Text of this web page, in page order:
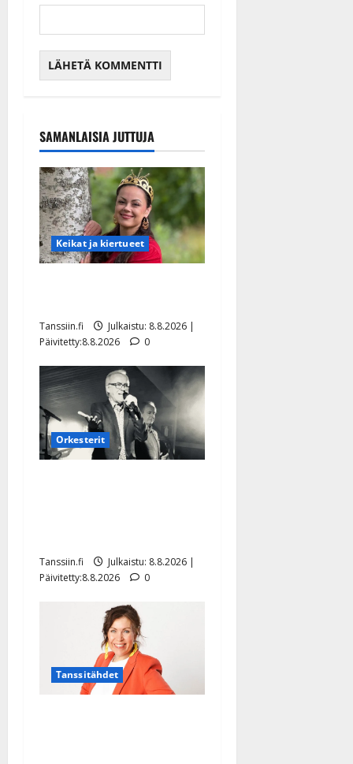
SAMANLAISIA JUTTUJA
Keikat ja kiertueet
Tanssiin.fi
Julkaistu: 8.8.2026 |
Päivitetty:8.8.2026
0
Orkesterit
Tanssiin.fi
Julkaistu: 8.8.2026 |
Päivitetty:8.8.2026
0
Tanssitähdet